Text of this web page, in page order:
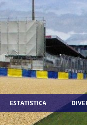
ESTATISTICA